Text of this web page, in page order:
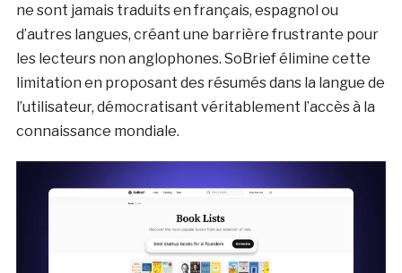
ne sont jamais traduits en français, espagnol ou
d’autres langues, créant une barrière frustrante pour
les lecteurs non anglophones. SoBrief élimine cette
limitation en proposant des résumés dans la langue de
l’utilisateur, démocratisant véritablement l’accès à la
connaissance mondiale.